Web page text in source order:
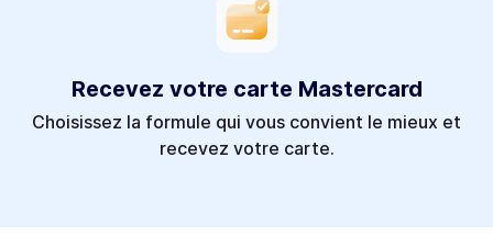
Recevez votre carte Mastercard
Choisissez la formule qui vous convient le mieux et
recevez votre carte.